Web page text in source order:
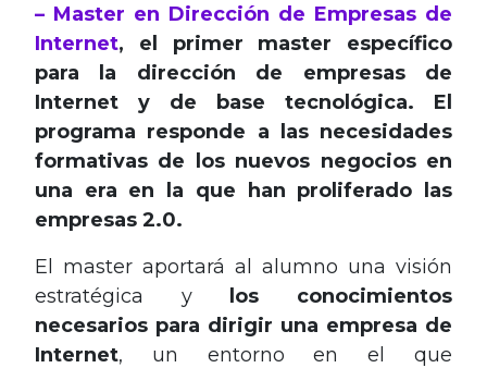
– Master en Dirección de Empresas de
Internet, el primer master específico
para la dirección de empresas de
Internet y de base tecnológica. El
programa responde a las necesidades
formativas de los nuevos negociosen
una era en la que han proliferado las
empresas 2.0.
El master aportará al alumno una visión
estratégica y
los conocimientos
necesarios para dirigir una empresa de
Internet, un entorno en el que